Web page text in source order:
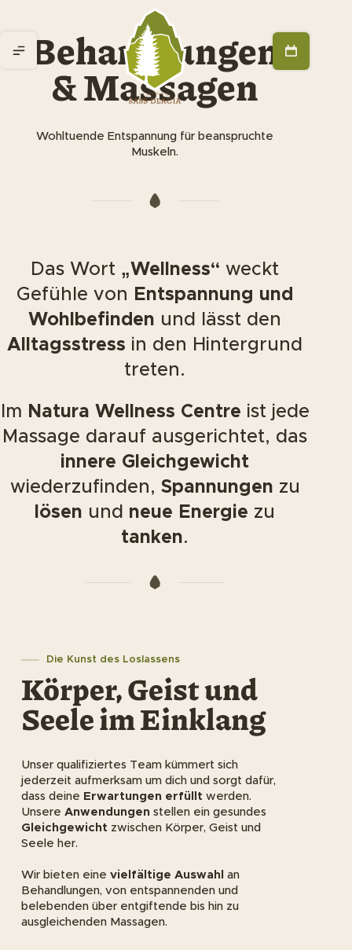
Behandlungen
& Massagen
Wohltuende Entspannung für beanspruchte
Muskeln.
Das Wort „Wellness“ weckt
Gefühle von Entspannung und
Wohlbefinden und lässt den
Alltagsstress in den Hintergrund
treten.
Im Natura Wellness Centre ist jede
Massage darauf ausgerichtet, das
innere Gleichgewicht
wiederzufinden, Spannungen zu
lösen und neue Energie zu
tanken.
Die Kunst des Loslassens
Körper, Geist und
Seele im Einklang
Unser qualifiziertes Team kümmert sich
jederzeit aufmerksam um dich und sorgt dafür,
dass deine Erwartungen erfüllt werden.
Unsere Anwendungen stellen ein gesundes
Gleichgewicht zwischen Körper, Geist und
Seele her.
Wir bieten eine vielfältige Auswahl an
Behandlungen, von entspannenden und
belebenden über entgiftende bis hin zu
ausgleichenden Massagen.